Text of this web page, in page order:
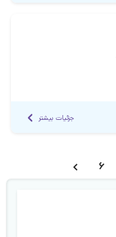
جزئیات بیشتر
6